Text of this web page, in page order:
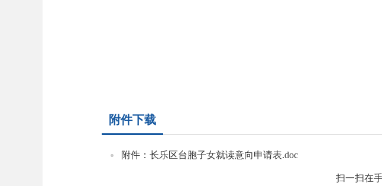
附件下载
附件：长乐区台胞子女就读意向申请表.doc
扫一扫在